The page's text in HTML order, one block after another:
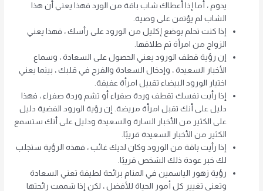
يدوم ، أما إذا أعطاك شاب باقة من الورد فهذا يعني أن هذا
الشاب لم يؤتمن على وصية.
إذا كنت تحلم بوضع إكليل من الورود على رأسك ، فهذا يعني
الزواج من امرأة ثم طلاقها.
إن رؤية قطف الورود يعني الحصول على السعادة ، وسماع
الأخبار السعيدة ، وإدخال السعادة والفرح في قلبك ، بينما يعني
اختيار الورود البيضاء تقبيل امرأة عفيفة.
إذا رأيت نفسك تقطف وردة صفراء أو تشم وردة صفراء ، فهذا
دليل على أنك تقبل امرأة مريضة. إن رؤية الورود الفضية دليل
على الكثير من الأخبار السارة والسعيدة ودليل على أنك ستسمع
الكثير من الأخبار السعيدة قريبًا.
إذا رأيت باقة من الورود وكان لديك غائب ، فهذه الرؤية ستجلب
لك خبر عودة ذلك الشخص قريبًا.
رؤية زهور الياسمين في المنام برائحة لطيفة تعني السعادة
وتعني تغيير كل أمور الحياة للأفضل ، لكن إذا شممت رائحتها